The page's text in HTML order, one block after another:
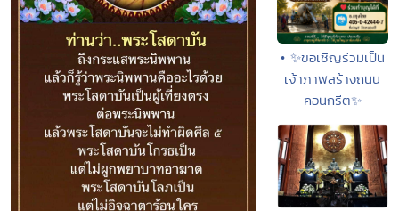
• ✨ขอเชิญร่วมเป็น
เจ้าภาพสร้างถนน
คอนกรีต✨